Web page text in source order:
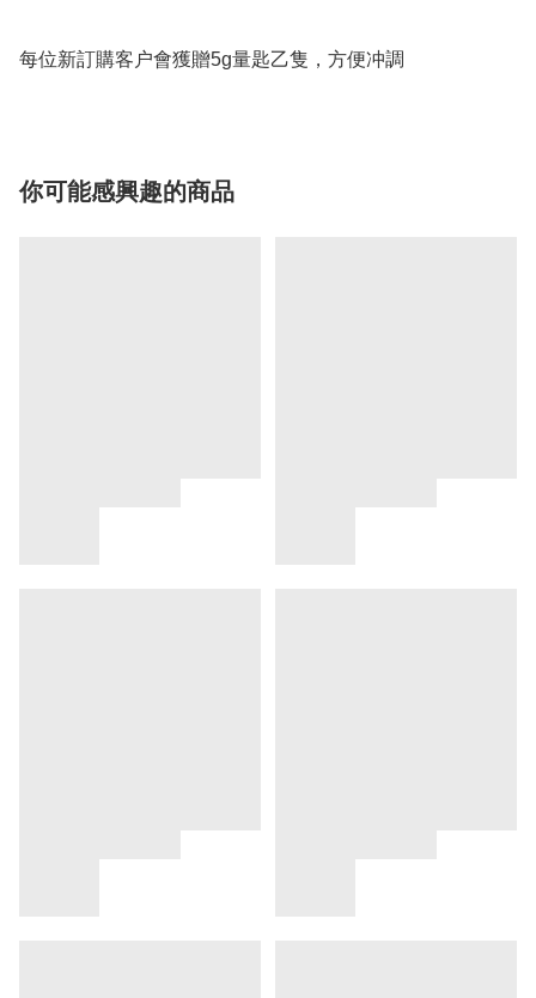
每位新訂購客户會獲贈5g量匙乙隻，方便冲調
你可能感興趣的商品